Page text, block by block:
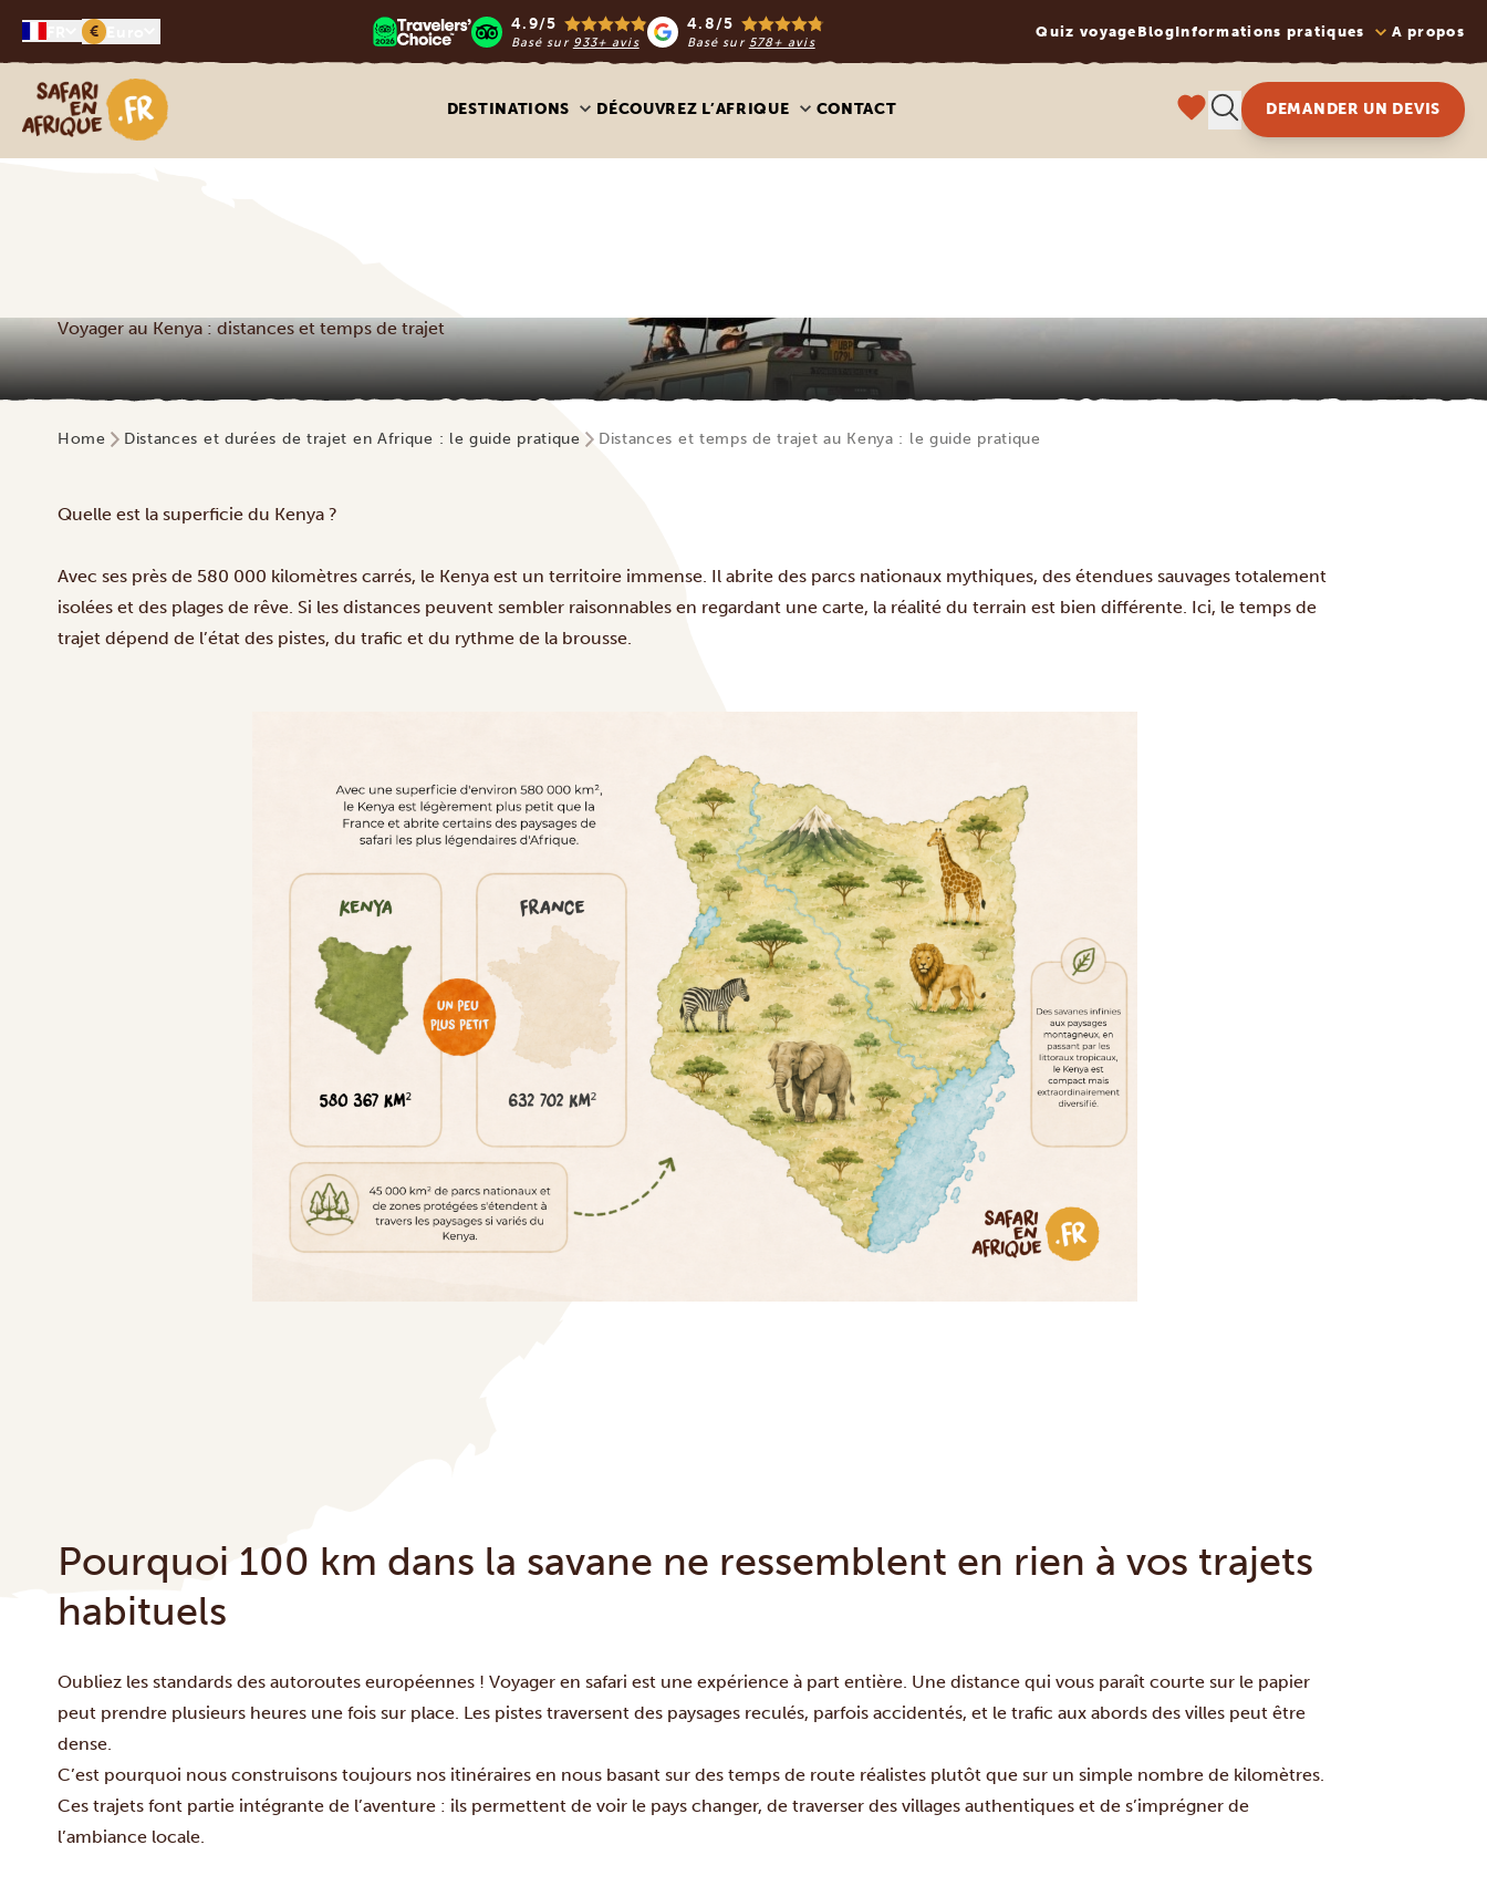
€ 4.9/5
Basé sur 933+ avis
4.8/5
Basé sur 578+ avis
Quiz voyage BlogInformations pratiques A propos
Safari en Afrique
DESTINATIONS DÉCOUVREZ L’AFRIQUE CONTACT DEMANDER UN DEVIS
Voyager au Kenya : distances et temps de trajet
Home Distances et durées de trajet en Afrique : le guide pratique Distances et temps de trajet au Kenya : le guide pratique
Quelle est la superficie du Kenya ?
Avec ses près de 580 000 kilomètres carrés, le Kenya est un territoire immense. Il abrite des parcs nationaux mythiques, des étendues sauvages totalement
isolées et des plages de rêve. Si les distances peuvent sembler raisonnables en regardant une carte, la réalité du terrain est bien différente. Ici, le temps de
trajet dépend de l’état des pistes, du trafic et du rythme de la brousse.
Pourquoi 100 km dans la savane ne ressemblent en rien à vos trajets
habituels
Oubliez les standards des autoroutes européennes ! Voyager en safari est une expérience à part entière. Une distance qui vous paraît courte sur le papier
peut prendre plusieurs heures une fois sur place. Les pistes traversent des paysages reculés, parfois accidentés, et le trafic aux abords des villes peut être
dense.
C’est pourquoi nous construisons toujours nos itinéraires en nous basant sur des temps de route réalistes plutôt que sur un simple nombre de kilomètres.
Ces trajets font partie intégrante de l’aventure : ils permettent de voir le pays changer, de traverser des villages authentiques et de s’imprégner de
l’ambiance locale.